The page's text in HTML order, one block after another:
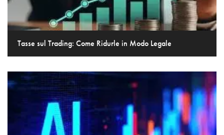
Tasse sul Trading: Come Ridurle in Modo Legale